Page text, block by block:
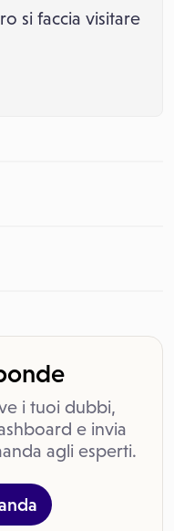
si faccia visitare
i tuoi dubbi,
e invia
agli esperti.